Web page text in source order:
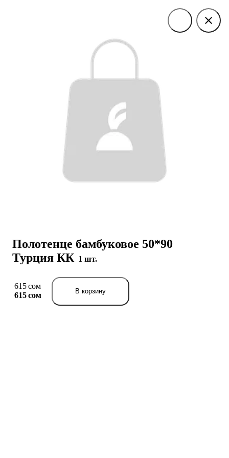
Полотенце бамбуковое 50*90
Турция КК 1 шт.
615 сом
615 сом
В корзину